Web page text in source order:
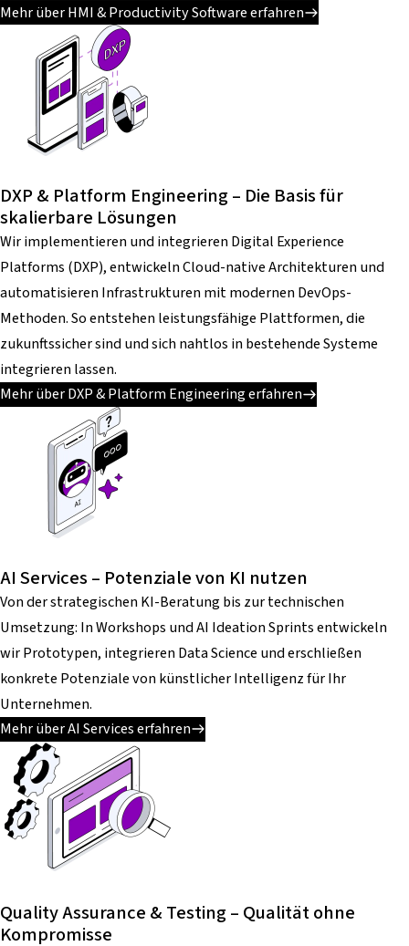
Mehr über HMI & Productivity Software erfahren
DXP & Platform Engineering – Die Basis für
skalierbare Lösungen
Wir implementieren und integrieren Digital Experience
Platforms (DXP), entwickeln Cloud-native Architekturen und
automatisieren Infrastrukturen mit modernen DevOps-
Methoden. So entstehen leistungsfähige Plattformen, die
zukunftssicher sind und sich nahtlos in bestehende Systeme
integrieren lassen.
Mehr über DXP & Platform Engineering erfahren
AI Services – Potenziale von KI nutzen
Von der strategischen KI-Beratung bis zur technischen
Umsetzung: In Workshops und AI Ideation Sprints entwickeln
wir Prototypen, integrieren Data Science und erschließen
konkrete Potenziale von künstlicher Intelligenz für Ihr
Unternehmen.
Mehr über AI Services erfahren
Quality Assurance & Testing – Qualität ohne
Kompromisse